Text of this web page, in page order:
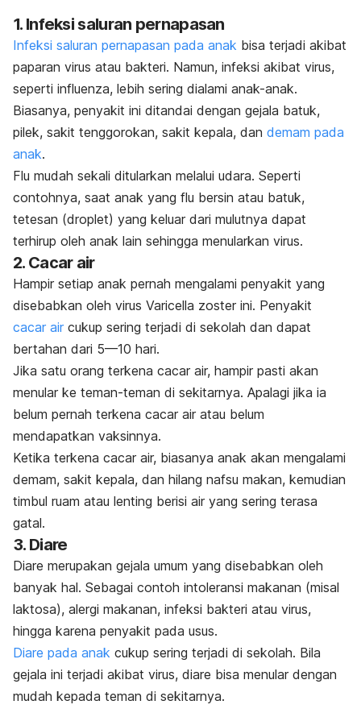
1. Infeksi saluran pernapasan
Infeksi saluran pernapasan pada anak bisa terjadi akibat
paparan virus atau bakteri. Namun, infeksi akibat virus,
seperti influenza, lebih sering dialami anak-anak.
Biasanya, penyakit ini ditandai dengan gejala batuk,
pilek, sakit tenggorokan, sakit kepala, dan demam pada
anak.
Flu mudah sekali ditularkan melalui udara. Seperti
contohnya, saat anak yang flu bersin atau batuk,
tetesan (droplet) yang keluar dari mulutnya dapat
terhirup oleh anak lain sehingga menularkan virus.
2. Cacar air
Hampir setiap anak pernah mengalami penyakit yang
disebabkan oleh virus Varicella zoster ini. Penyakit
cacar air cukup sering terjadi di sekolah dan dapat
bertahan dari 5—10 hari.
Jika satu orang terkena cacar air, hampir pasti akan
menular ke teman-teman di sekitarnya. Apalagi jika ia
belum pernah terkena cacar air atau belum
mendapatkan vaksinnya.
Ketika terkena cacar air, biasanya anak akan mengalami
demam, sakit kepala, dan hilang nafsu makan, kemudian
timbul ruam atau lenting berisi air yang sering terasa
gatal.
3. Diare
Diare merupakan gejala umum yang disebabkan oleh
banyak hal. Sebagai contoh intoleransi makanan (misal
laktosa), alergi makanan, infeksi bakteri atau virus,
hingga karena penyakit pada usus.
Diare pada anak cukup sering terjadi di sekolah. Bila
gejala ini terjadi akibat virus, diare bisa menular dengan
mudah kepada teman di sekitarnya.